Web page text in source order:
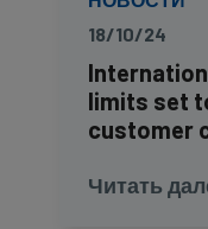
18/10/24
limits set
customer
Читать